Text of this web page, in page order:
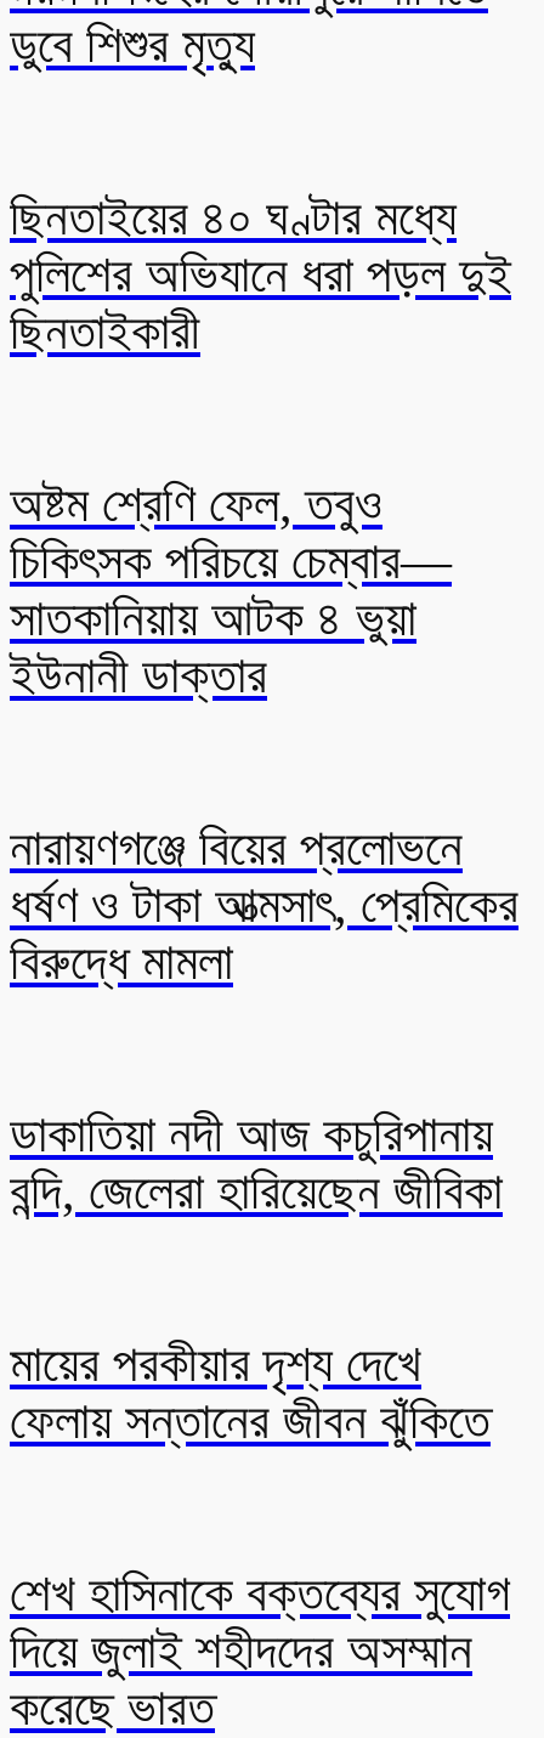
ডুবে শিশুর মৃত্যু
ছিনতাইয়ের ৪০ ঘণ্টার মধ্যে
পুলিশের অভিযানে ধরা পড়ল দুই
ছিনতাইকারী
অষ্টম শ্রেণি ফেল, তবুও
চিকিৎসক পরিচয়ে চেম্বার—
সাতকানিয়ায় আটক ৪ ভুয়া
ইউনানী ডাক্তার
নারায়ণগঞ্জে বিয়ের প্রলোভনে
ধর্ষণ ও টাকা আত্মসাৎ, প্রেমিকের
বিরুদ্ধে মামলা
ডাকাতিয়া নদী আজ কচুরিপানায়
বন্দি, জেলেরা হারিয়েছেন জীবিকা
মায়ের পরকীয়ার দৃশ্য দেখে
ফেলায় সন্তানের জীবন ঝুঁকিতে
শেখ হাসিনাকে বক্তব্যের সুযোগ
দিয়ে জুলাই শহীদদের অসম্মান
করেছে ভারত